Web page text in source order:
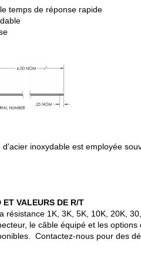
temps de réponse rapide
inoxydable est employée
ET VALEURS DE R/T
résistance 1K, 3K, 5K, 10K, 20K,
le câble équipé et les
Contactez-nous pour des